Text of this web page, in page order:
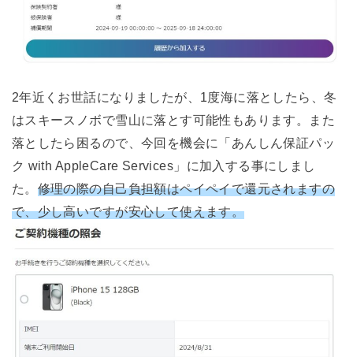
2年近くお世話になりましたが、1度海に落としたら、冬
はスキースノボで雪山に落とす可能性もあります。また
落としたら困るので、今回を機会に「あんしん保証パッ
ク with AppleCare Services」に加入する事にしまし
た。 修理の際の自己負担額はペイペイで還元されますの
で、少し高いですが安心して使えます。